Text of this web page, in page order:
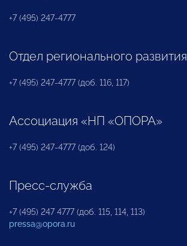
+7 (495) 247-4777
Отдел регионального развития
+7 (495) 247-4777 (доб. 116, 117)
Ассоциация «НП «ОПОРА»
+7 (495) 247-4777 (доб. 124)
Пресс-служба
+7 (495) 247 4777 (доб. 115, 114, 113)
pressa@opora.ru